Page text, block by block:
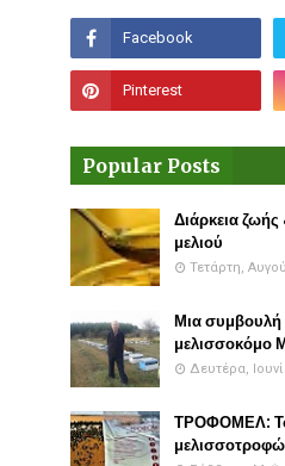
Popular Posts
Διάρκεια
μελιού
Τετάρτη,
Μια συμβουλή
μελισσοκόμο
Δευτέρα,
ΤΡΟΦΟΜΕΛ: